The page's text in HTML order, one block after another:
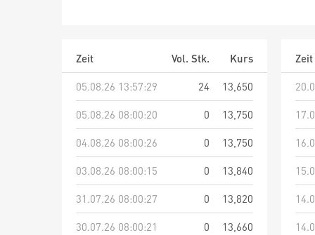
Zeit Vol. Stk.
Kurs
05.08.26 13:57:29
24
13,650
05.08.26 08:00:20
0
13,750
04.08.26 08:00:26
0
13,750
03.08.26 08:00:15
0
13,840
31.07.26 08:00:27
0
13,820
30.07.26 08:00:21
0
13,660
Zeit